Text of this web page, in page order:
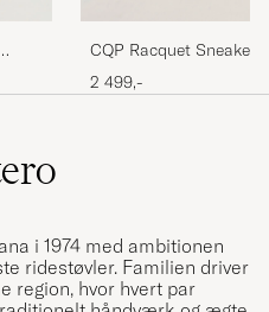
CQP Racquet Sneaker
Leather
2 499,-
i 1974 med ambitionen
ridestøvler. Familien driver
region, hvor hvert par